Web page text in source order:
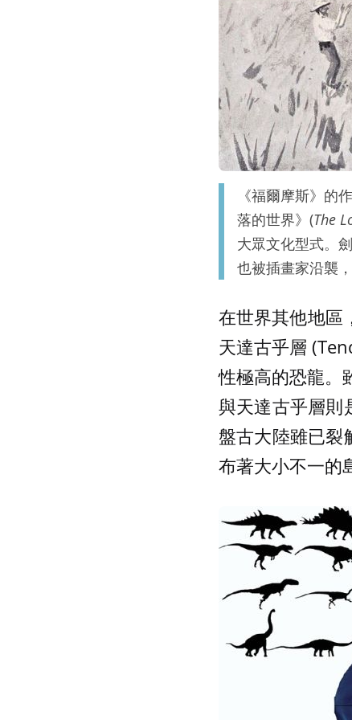
《福爾摩斯》的
落的世界》(The
大眾文化型式。
也被插畫家沿襲
在世界其他地區
天達古乎層
性極高的恐龍。
與天達古乎層則
盤古大陸雖已裂
布著大小不一的